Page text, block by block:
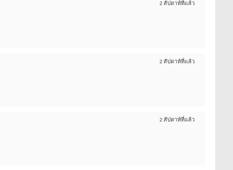
2 สัปดาห์ที่แล้ว
2 สัปดาห์ที่แล้ว
2 สัปดาห์ที่แล้ว